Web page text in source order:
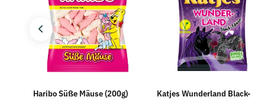
Haribo Süße Mäuse (200g)
Katjes Wunderland Black-